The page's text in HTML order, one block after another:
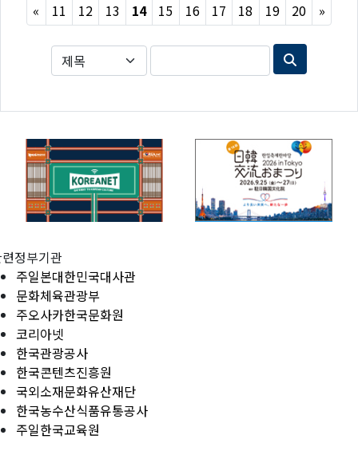
« Previous
11 12 13 14 15 16 17 18 19 20 »Next
정부기관
주일본대한민국대사관
문화체육관광부
주오사카한국문화원
코리아넷
한국관광공사
한국콘텐츠진흥원
국외소재문화유산재단
한국농수산식품유통공사
주일한국교육원